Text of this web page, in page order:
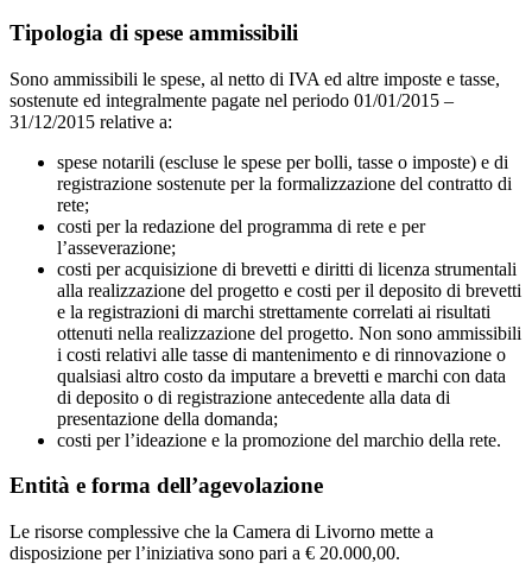
Tipologia di spese ammissibili
Sono ammissibili le spese, al netto di IVA ed altre imposte e tasse,
sostenute ed integralmente pagate nel periodo 01/01/2015 –
31/12/2015 relative a:
spese notarili (escluse le spese per bolli, tasse o imposte) e di
registrazione sostenute per la formalizzazione del contratto di
rete;
costi per la redazione del programma di rete e per
l’asseverazione;
costi per acquisizione di brevetti e diritti di licenza strumentali
alla realizzazione del progetto e costi per il deposito di brevetti
e la registrazioni di marchi strettamente correlati ai risultati
ottenuti nella realizzazione del progetto. Non sono ammissibili
i costi relativi alle tasse di mantenimento e di rinnovazione o
qualsiasi altro costo da imputare a brevetti e marchi con data
di deposito o di registrazione antecedente alla data di
presentazione della domanda;
costi per l’ideazione e la promozione del marchio della rete.
Entità e forma dell’agevolazione
Le risorse complessive che la Camera di Livorno mette a
disposizione per l’iniziativa sono pari a € 20.000,00.